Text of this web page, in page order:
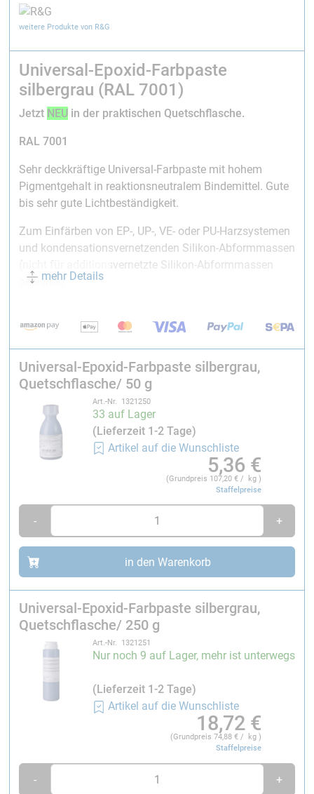
weitere Produkte von R&G
Universal-Epoxid-Farbpaste
silbergrau (RAL 7001)
Jetzt NEUin der praktischen Quetschflasche.
RAL 7001
Sehr deckkräftige Universal-Farbpaste mit hohem
Pigmentgehalt in reaktionsneutralem Bindemittel. Gute
bis sehr gute Lichtbeständigkeit.
Zum Einfärben von EP-, UP-, VE- oder PU-Harzsystemen
und kondensationsvernetzenden Silikon-Abformmassen
(nicht für additionsvernetzte Silikon-Abformmassen
geeignet).
Kondensationsvernetzende Silikon-Abformmassen
bis 3 %
Vor der Verarbeitung gründlich aufrühren.
Die Abrasivität ist bei weißen und grauen Farbpasten
durch die Verwendung von Titandioxid erhöht.
mehr Details
Universal-Epoxid-Farbpaste silbergrau,
Quetschflasche/ 50 g
Art.-Nr. 1321250
33 auf Lager
(Lieferzeit 1-2 Tage)
Artikel auf die Wunschliste
5,36 €
(Grundpreis 107,20 € / kg )
Staffelpreise
- +
in den Warenkorb
Universal-Epoxid-Farbpaste silbergrau,
Quetschflasche/ 250 g
Art.-Nr. 1321251
Nur noch 9 auf Lager, mehr ist unterwegs
(Lieferzeit 1-2 Tage)
Artikel auf die Wunschliste
18,72 €
(Grundpreis74,88 € / kg )
Staffelpreise
- +